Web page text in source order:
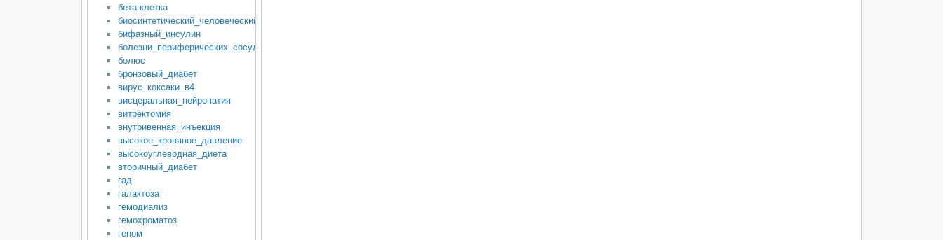
бета-клетка
биосинтетический_человеческий_инсулин
бифазный_инсулин
болезни_периферических_сосудов
болюс
бронзовый_диабет
вирус_коксаки_в4
висцеральная_нейропатия
витректомия
внутривенная_инъекция
высокое_кровяное_давление
высокоуглеводная_диета
вторичный_диабет
гад
галактоза
гемодиализ
гемохроматоз
геном